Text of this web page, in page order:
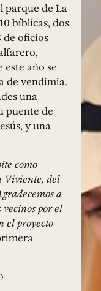
parque de La
bíblicas, dos
de oficios
año se
de vendimia.
una
puente de
y una
como
Viviente, del
a
vecinos por el
el proyecto